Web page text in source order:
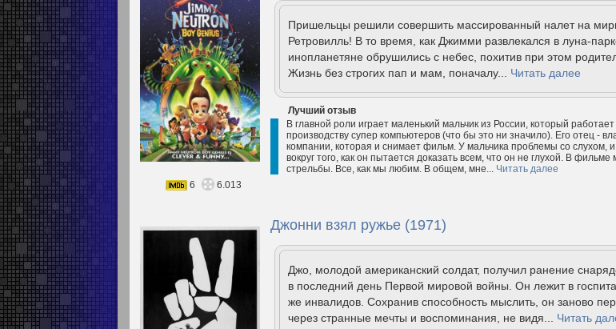
Пришельцы решили совершить массированный налет на
Ретровилль! В то время, как Джимми развлекался в луна-
инопланетяне обрушились с небес, похитив при этом
Жизнь без строгих пап и мам, поначалу... Читать далее
Лучший отзыв
В главной роли играет маленький мальчик из России, который
производству супер компьютеров (что бы это ни значило). Его отец -
компании, которая и снимает фильм. У мальчика проблемы со слухом,
вокруг того, как он пытается доказать всем, что он не глухой. В
стрельбы. Все, как мы любим. В общем, мне... Читать далее
6
6.013
Джонни взял ружье (1971)
Джо, молодой американский солдат, получил ранение
в последний день Первой мировой войны. Он лежит в
же инвалидов. Сохранив способность мыслить, он заново
через странные мечты и воспоминания, не видя... Читать